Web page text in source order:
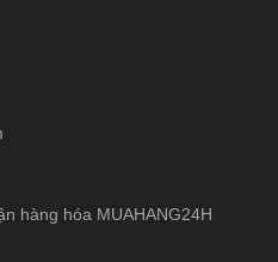
hàng hóa MUAHANG24H